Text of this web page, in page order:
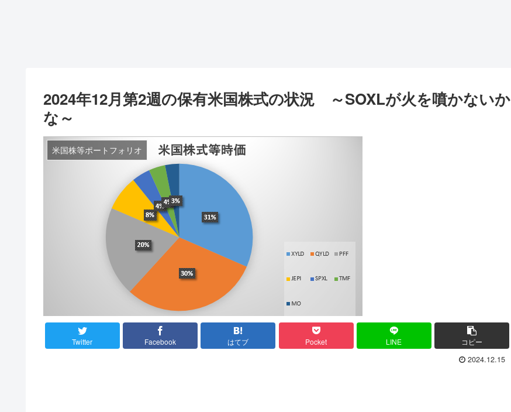
2024年12月第2週の保有米国株式の状況 ～SOXLが火を噴かないか
な～
米国株等ポートフォリオ
Twitter Facebook はてブ Pocket LINE コピー
2024.12.15